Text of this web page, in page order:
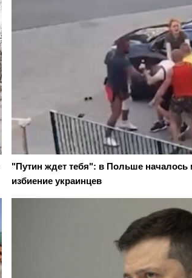
"Путин ждет тебя": в Польше началось
избиение украинцев